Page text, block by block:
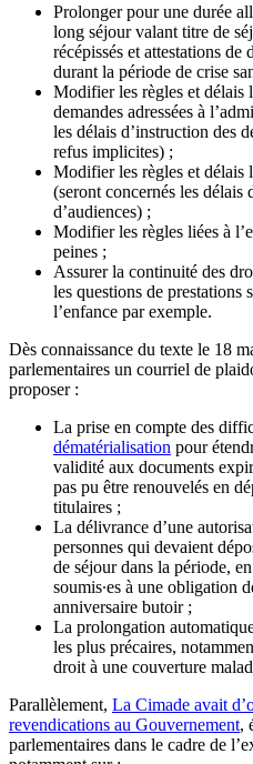
Prolonger pour une durée
long séjour valant titre de
récépissés et attestations de
durant la période de crise
Modifier les règles et délais
demandes adressées à
les délais d’instruction des
refus implicites) ;
Modifier les règles et délais
(seront concernés les délais
d’audiences) ;
Modifier les règles liées à
peines ;
Assurer la continuité des
les questions de prestations
l’enfance par exemple.
Dès connaissance du texte le 18
parlementaires un courriel de
proposer :
La prise en compte des
dématérialisation pour
validité aux documents
pas pu être renouvelés en
titulaires ;
La délivrance d’une
personnes qui devaient
de séjour dans la période,
soumis∙es à une obligation
anniversaire butoir ;
La prolongation
les plus précaires,
droit à une couverture
Parallèlement, La Cimade avait
revendications au Gouvernement,
parlementaires dans le cadre de